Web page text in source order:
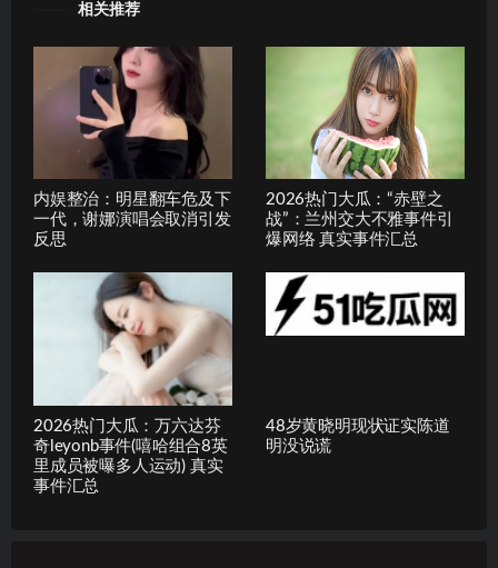
相关推荐
内娱整治：明星翻车危及下
一代，谢娜演唱会取消引发
反思
2026热门大瓜：“赤壁之
战”：兰州交大不雅事件引
爆网络 真实事件汇总
2026热门大瓜：万六达芬
奇leyonb事件(嘻哈组合8英
里成员被曝多人运动) 真实
事件汇总
48岁黄晓明现状证实陈道
明没说谎